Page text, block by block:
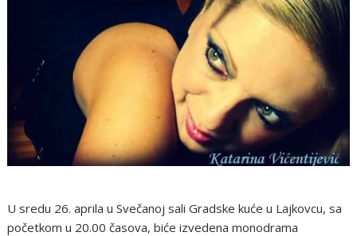
U sredu 26. aprila u Svečanoj sali Gradske kuće u Lajkovcu, sa
početkom u 20.00 časova, biće izvedena monodrama